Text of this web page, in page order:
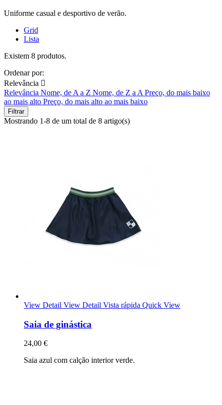
Uniforme casual e desportivo de verão.
Grid
Lista
Existem 8 produtos.
Ordenar por:
Relevância 
Relevância Nome, de A a Z Nome, de Z a A Preço, do mais baixo
ao mais alto Preço, do mais alto ao mais baixo
Filtrar
Mostrando 1-8 de um total de 8 artigo(s)
View Detail View Detail Vista rápida Quick View
Saia de ginástica
24,00 €
Saia azul com calção interior verde.